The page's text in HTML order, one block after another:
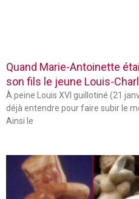
Quand Marie-Antoinette
son fils le jeune Louis-
À peine Louis XVI guillotiné (21
déjà entendre pour faire subir le
Ainsi le